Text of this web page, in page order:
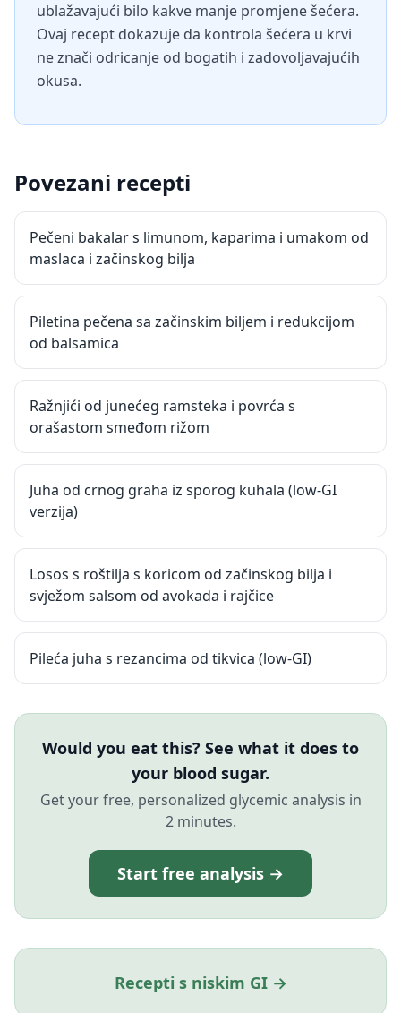
ublažavajući bilo kakve manje promjene šećera.
Ovaj recept dokazuje da kontrola šećera u krvi
ne znači odricanje od bogatih i zadovoljavajućih
okusa.
Povezani recepti
Pečeni bakalar s limunom, kaparima i umakom od
maslaca i začinskog bilja
Piletina pečena sa začinskim biljem i redukcijom
od balsamica
Ražnjići od junećeg ramsteka i povrća s
orašastom smeđom rižom
Juha od crnog graha iz sporog kuhala (low-GI
verzija)
Losos s roštilja s koricom od začinskog bilja i
svježom salsom od avokada i rajčice
Pileća juha s rezancima od tikvica (low-GI)
Would you eat this? See what it does to
your blood sugar.
Get your free, personalized glycemic analysis in
2 minutes.
Start free analysis →
Recepti s niskim GI →